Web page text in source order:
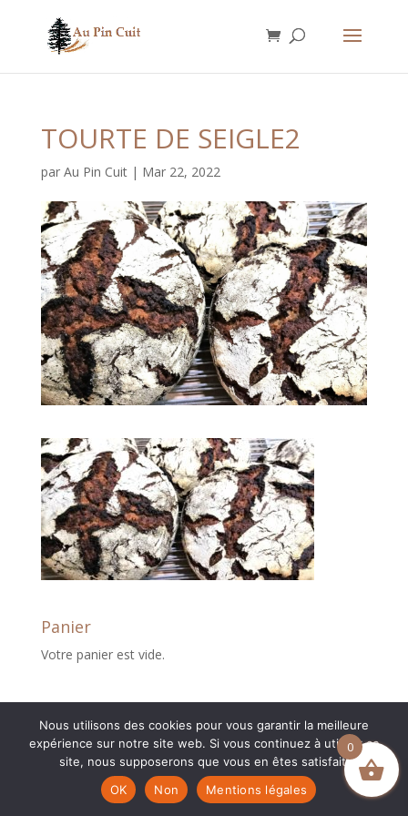
TOURTE DE SEIGLE2
par Au Pin Cuit| Mar 22, 2022
Panier
Votre panier est vide.
Création boutique en ligne :Myriam Corbet
Webcommunication
0
Nous utilisons des cookies pour vous garantir la meilleure
expérience sur notre site web. Si vous continuez à utiliser ce
site, nous supposerons que vous en êtes satisfait.
OK
Non Mentions légales